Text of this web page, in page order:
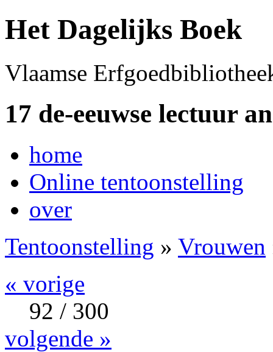
Het Dagelijks Boek
Vlaamse
17 de-eeuwse lectuur
home
Online tentoonstelling
over
Tentoonstelling » Vrouwen
« vorige
92 / 300
volgende »